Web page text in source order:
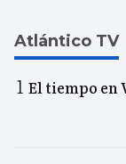
Atlántico TV
El tiempo en